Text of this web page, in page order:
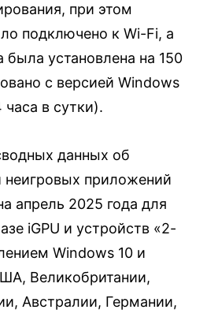
при этом
подключено к Wi-Fi, а
была установлена ​​на 150
с версией Windows
в сутки).
данных об
неигровых приложений
апрель 2025 года для
iGPU и устройств «2-
Windows 10 и
Великобритании,
Австралии, Германии,